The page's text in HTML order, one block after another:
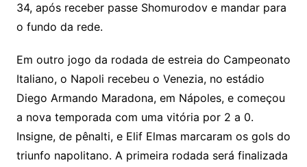
34, após receber passe Shomurodov e mandar para
o fundo da rede.
Em outro jogo da rodada de estreia do Campeonato
Italiano, o Napoli recebeu o Venezia, no estádio
Diego Armando Maradona, em Nápoles, e começou
a nova temporada com uma vitória por 2 a 0.
Insigne, de pênalti, e Elif Elmas marcaram os gols do
triunfo napolitano. A primeira rodada será finalizada